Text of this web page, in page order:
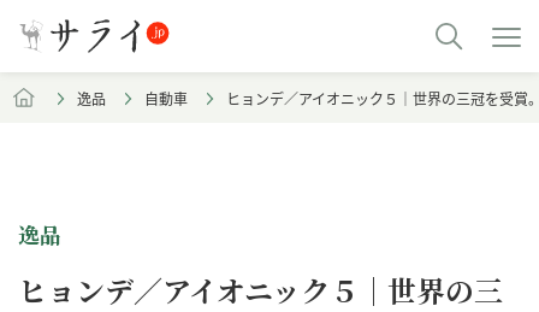
逸品 自動車 ヒョンデ／アイオニック５｜世界の三冠を受
逸品
ヒョンデ／アイオニック５｜世界の三